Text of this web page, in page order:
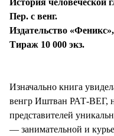
Пер. с венг.
Издательство
Тираж 10 000 экз.
Изначально книга
венгр Иштван РАТ-ВЕГ,
представителей
— занимательной и